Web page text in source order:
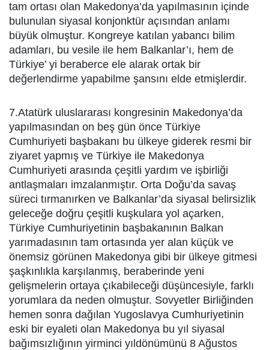
tam ortası olan Makedonya’da yapılmasının içinde
bulunulan siyasal konjonktür açısından anlamı
büyük olmuştur. Kongreye katılan yabancı bilim
adamları, bu vesile ile hem Balkanlar’ı, hem de
Türkiye’ yi beraberce ele alarak ortak bir
değerlendirme yapabilme şansını elde etmişlerdir.
7.Atatürk uluslararası kongresinin Makedonya’da
yapılmasından on beş gün önce Türkiye
Cumhuriyeti başbakanı bu ülkeye giderek resmi bir
ziyaret yapmış ve Türkiye ile Makedonya
Cumhuriyeti arasında çeşitli yardım ve işbirliği
antlaşmaları imzalanmıştır. Orta Doğu’da savaş
süreci tırmanırken ve Balkanlar’da siyasal belirsizlik
geleceğe doğru çeşitli kuşkulara yol açarken,
Türkiye Cumhuriyetinin başbakanının Balkan
yarımadasının tam ortasında yer alan küçük ve
önemsiz görünen Makedonya gibi bir ülkeye gitmesi
şaşkınlıkla karşılanmış, beraberinde yeni
gelişmelerin ortaya çıkabileceği düşüncesiyle, farklı
yorumlara da neden olmuştur. Sovyetler Birliğinden
hemen sonra dağılan Yugoslavya Cumhuriyetinin
eski bir eyaleti olan Makedonya bu yıl siyasal
bağımsızlığının yirminci yıldönümünü 8 Ağustos